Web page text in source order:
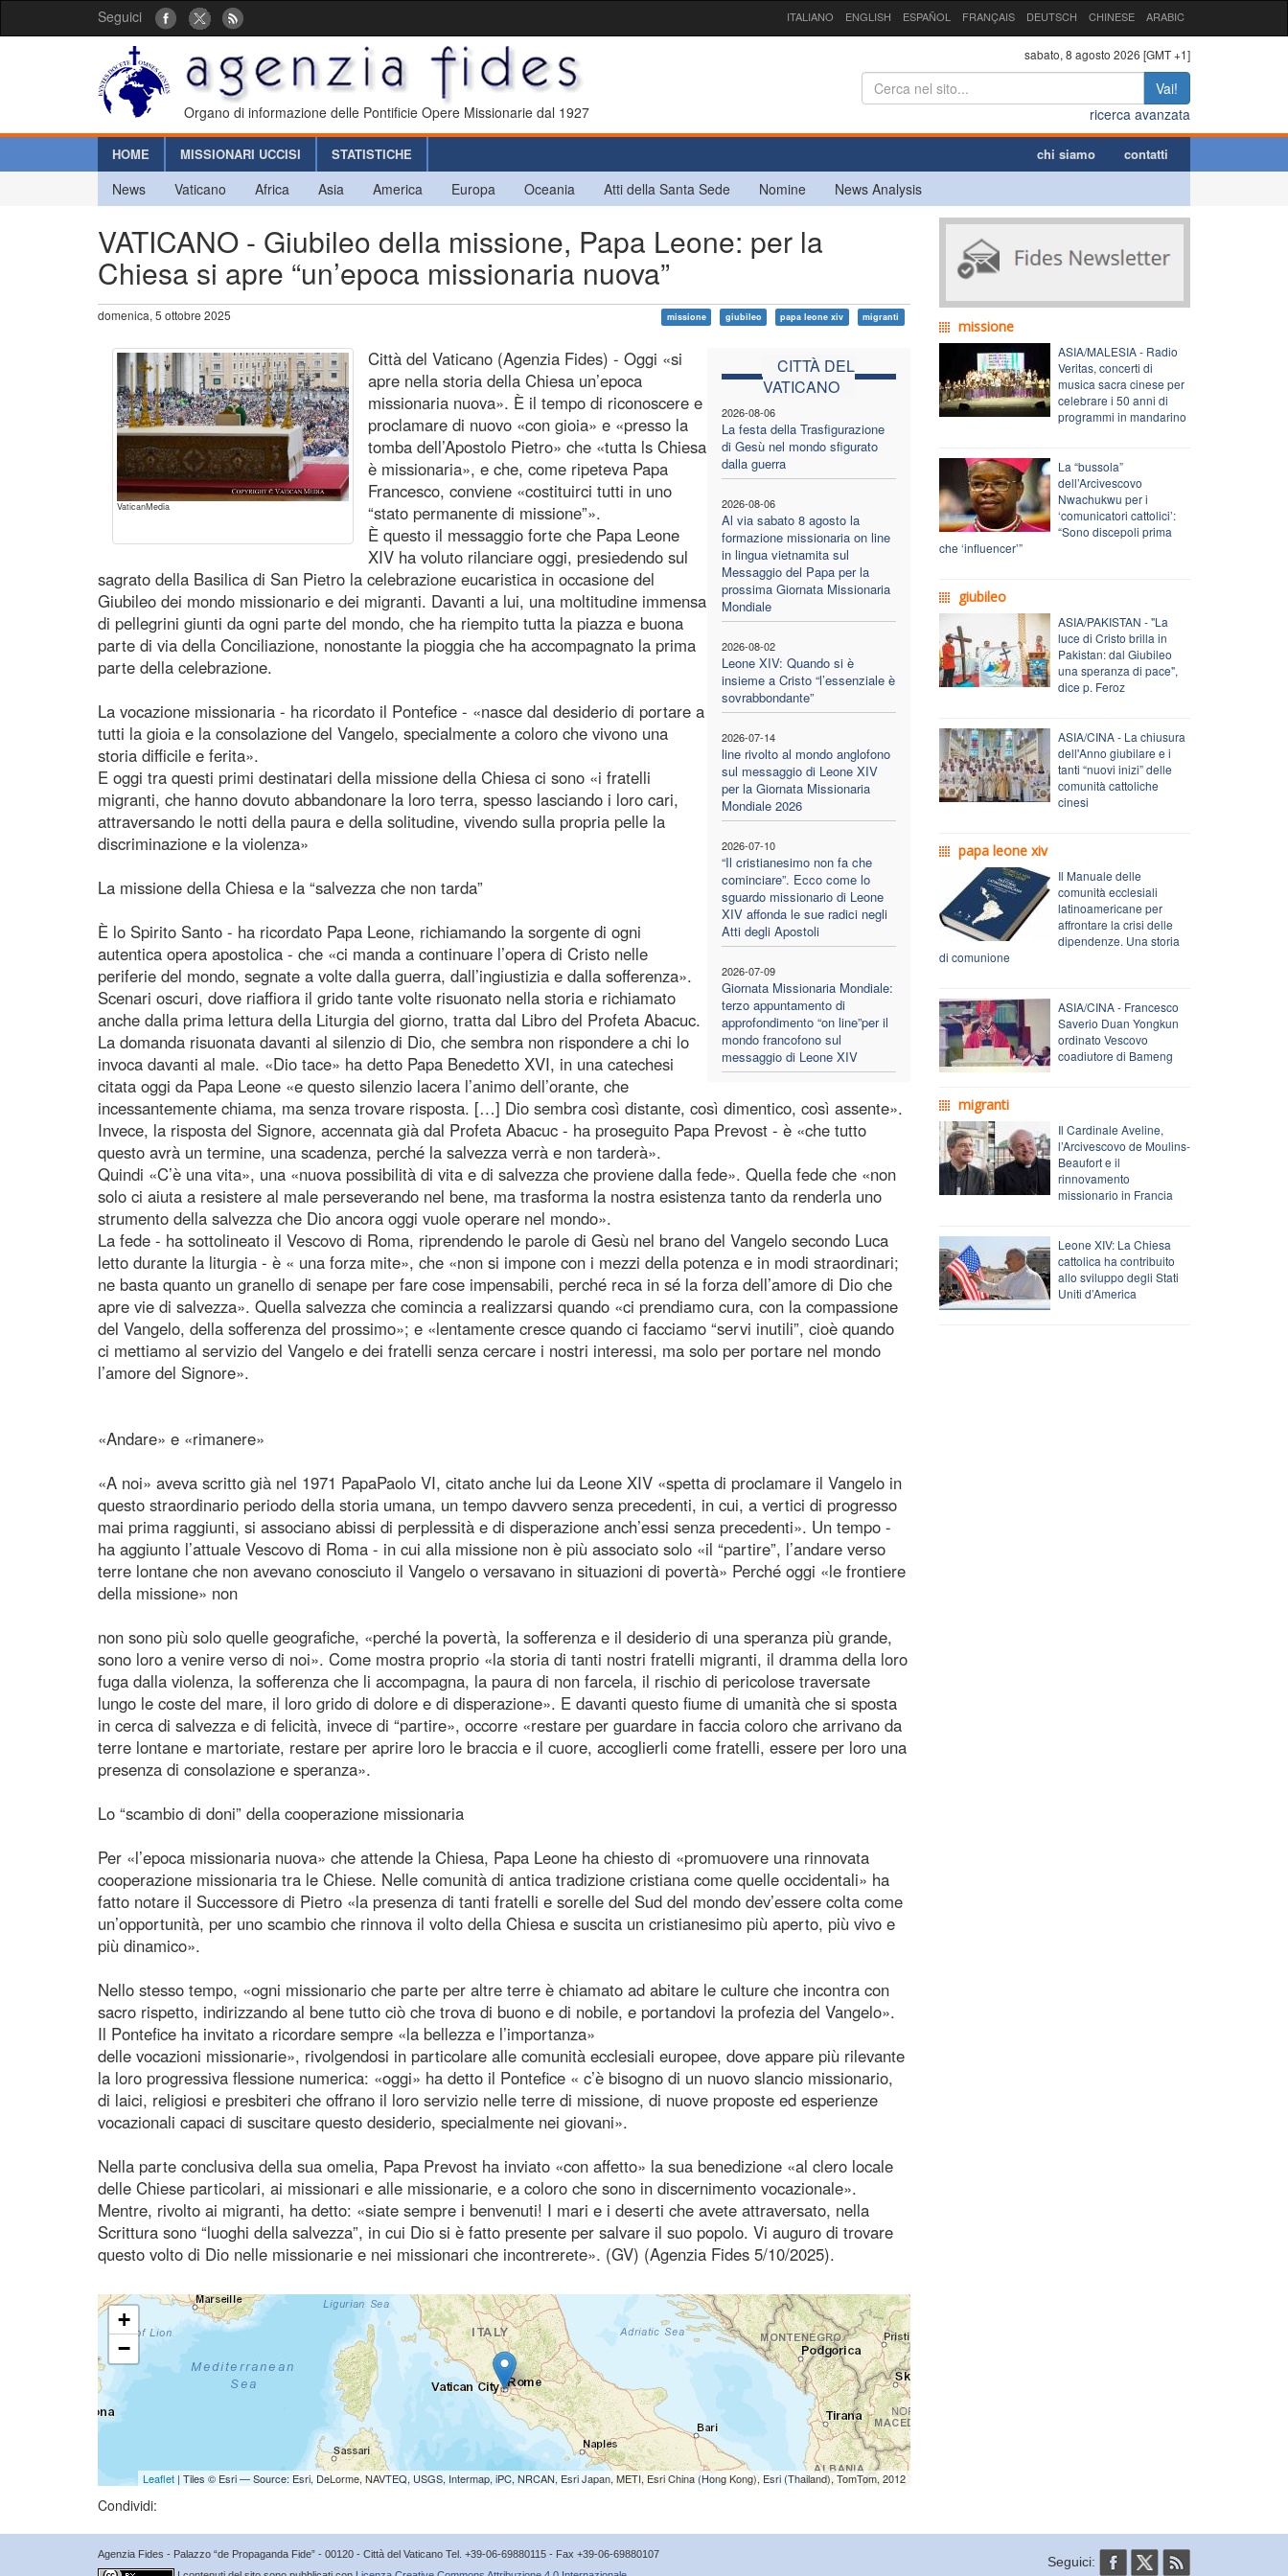
Seguici ITALIANO ENGLISH ESPAÑOL FRANÇAIS DEUTSCH CHINESE ARABIC
Organo di informazione delle Pontificie Opere Missionarie dal 1927
sabato, 8 agosto 2026 [GMT +1]
Vai!
ricerca avanzata
HOME MISSIONARI UCCISI STATISTICHE chi siamo contatti
News Vaticano Africa Asia America Europa Oceania Atti della Santa Sede Nomine News Analysis
VATICANO - Giubileo della missione, Papa Leone: per la
Chiesa si apre “un’epoca missionaria nuova”
domenica, 5 ottobre 2025 missione giubileo papa leone xiv migranti
VaticanMedia
CITTÀ DEL
VATICANO
2026-08-06
La festa della Trasfigurazione
di Gesù nel mondo sfigurato
dalla guerra
2026-08-06
Al via sabato 8 agosto la
formazione missionaria on line
in lingua vietnamita sul
Messaggio del Papa per la
prossima Giornata Missionaria
Mondiale
2026-08-02
Leone XIV: Quando si è
insieme a Cristo “l’essenziale è
sovrabbondante”
2026-07-14
line rivolto al mondo anglofono
sul messaggio di Leone XIV
per la Giornata Missionaria
Mondiale 2026
2026-07-10
“Il cristianesimo non fa che
cominciare”. Ecco come lo
sguardo missionario di Leone
XIV affonda le sue radici negli
Atti degli Apostoli
2026-07-09
Giornata Missionaria Mondiale:
terzo appuntamento di
approfondimento “on line”per il
mondo francofono sul
messaggio di Leone XIV
Città del Vaticano (Agenzia Fides) - Oggi «si
apre nella storia della Chiesa un’epoca
missionaria nuova». È il tempo di riconoscere e
proclamare di nuovo «con gioia» e «presso la
tomba dell’Apostolo Pietro» che «tutta ls Chiesa
è missionaria», e che, come ripeteva Papa
Francesco, conviene «costituirci tutti in uno
“stato permanente di missione”».
È questo il messaggio forte che Papa Leone
XIV ha voluto rilanciare oggi, presiedendo sul
sagrato della Basilica di San Pietro la celebrazione eucaristica in occasione del
Giubileo dei mondo missionario e dei migranti. Davanti a lui, una moltitudine immensa
di pellegrini giunti da ogni parte del mondo, che ha riempito tutta la piazza e buona
parte di via della Conciliazione, nonostante la pioggia che ha accompagnato la prima
parte della celebrazione.
La vocazione missionaria - ha ricordato il Pontefice - «nasce dal desiderio di portare a
tutti la gioia e la consolazione del Vangelo, specialmente a coloro che vivono una
storia difficile e ferita».
E oggi tra questi primi destinatari della missione della Chiesa ci sono «i fratelli
migranti, che hanno dovuto abbandonare la loro terra, spesso lasciando i loro cari,
attraversando le notti della paura e della solitudine, vivendo sulla propria pelle la
discriminazione e la violenza»
La missione della Chiesa e la “salvezza che non tarda”
È lo Spirito Santo - ha ricordato Papa Leone, richiamando la sorgente di ogni
autentica opera apostolica - che «ci manda a continuare l’opera di Cristo nelle
periferie del mondo, segnate a volte dalla guerra, dall’ingiustizia e dalla sofferenza».
Scenari oscuri, dove riaffiora il grido tante volte risuonato nella storia e richiamato
anche dalla prima lettura della Liturgia del giorno, tratta dal Libro del Profeta Abacuc.
La domanda risuonata davanti al silenzio di Dio, che sembra non rispondere a chi lo
invoca davanti al male. «Dio tace» ha detto Papa Benedetto XVI, in una catechesi
citata oggi da Papa Leone «e questo silenzio lacera l’animo dell’orante, che
incessantemente chiama, ma senza trovare risposta. […] Dio sembra così distante, così dimentico, così assente».
Invece, la risposta del Signore, accennata già dal Profeta Abacuc - ha proseguito Papa Prevost - è «che tutto
questo avrà un termine, una scadenza, perché la salvezza verrà e non tarderà».
Quindi «C’è una vita», una «nuova possibilità di vita e di salvezza che proviene dalla fede». Quella fede che «non
solo ci aiuta a resistere al male perseverando nel bene, ma trasforma la nostra esistenza tanto da renderla uno
strumento della salvezza che Dio ancora oggi vuole operare nel mondo».
La fede - ha sottolineato il Vescovo di Roma, riprendendo le parole di Gesù nel brano del Vangelo secondo Luca
letto durante la liturgia - è « una forza mite», che «non si impone con i mezzi della potenza e in modi straordinari;
ne basta quanto un granello di senape per fare cose impensabili, perché reca in sé la forza dell’amore di Dio che
apre vie di salvezza». Quella salvezza che comincia a realizzarsi quando «ci prendiamo cura, con la compassione
del Vangelo, della sofferenza del prossimo»; e «lentamente cresce quando ci facciamo “servi inutili”, cioè quando
ci mettiamo al servizio del Vangelo e dei fratelli senza cercare i nostri interessi, ma solo per portare nel mondo
l’amore del Signore».
«Andare» e «rimanere»
«A noi» aveva scritto già nel 1971 PapaPaolo VI, citato anche lui da Leone XIV «spetta di proclamare il Vangelo in
questo straordinario periodo della storia umana, un tempo davvero senza precedenti, in cui, a vertici di progresso
mai prima raggiunti, si associano abissi di perplessità e di disperazione anch’essi senza precedenti». Un tempo -
ha aggiunto l’attuale Vescovo di Roma - in cui alla missione non è più associato solo «il “partire”, l’andare verso
terre lontane che non avevano conosciuto il Vangelo o versavano in situazioni di povertà» Perché oggi «le frontiere
della missione» non
non sono più solo quelle geografiche, «perché la povertà, la sofferenza e il desiderio di una speranza più grande,
sono loro a venire verso di noi». Come mostra proprio «la storia di tanti nostri fratelli migranti, il dramma della loro
fuga dalla violenza, la sofferenza che li accompagna, la paura di non farcela, il rischio di pericolose traversate
lungo le coste del mare, il loro grido di dolore e di disperazione». E davanti questo fiume di umanità che si sposta
in cerca di salvezza e di felicità, invece di “partire», occorre «restare per guardare in faccia coloro che arrivano da
terre lontane e martoriate, restare per aprire loro le braccia e il cuore, accoglierli come fratelli, essere per loro una
presenza di consolazione e speranza».
Lo “scambio di doni” della cooperazione missionaria
Per «l’epoca missionaria nuova» che attende la Chiesa, Papa Leone ha chiesto di «promuovere una rinnovata
cooperazione missionaria tra le Chiese. Nelle comunità di antica tradizione cristiana come quelle occidentali» ha
fatto notare il Successore di Pietro «la presenza di tanti fratelli e sorelle del Sud del mondo dev’essere colta come
un’opportunità, per uno scambio che rinnova il volto della Chiesa e suscita un cristianesimo più aperto, più vivo e
più dinamico».
Nello stesso tempo, «ogni missionario che parte per altre terre è chiamato ad abitare le culture che incontra con
sacro rispetto, indirizzando al bene tutto ciò che trova di buono e di nobile, e portandovi la profezia del Vangelo».
Il Pontefice ha invitato a ricordare sempre «la bellezza e l’importanza»
delle vocazioni missionarie», rivolgendosi in particolare alle comunità ecclesiali europee, dove appare più rilevante
la loro progressiva flessione numerica: «oggi» ha detto il Pontefice « c’è bisogno di un nuovo slancio missionario,
di laici, religiosi e presbiteri che offrano il loro servizio nelle terre di missione, di nuove proposte ed esperienze
vocazionali capaci di suscitare questo desiderio, specialmente nei giovani».
Nella parte conclusiva della sua omelia, Papa Prevost ha inviato «con affetto» la sua benedizione «al clero locale
delle Chiese particolari, ai missionari e alle missionarie, e a coloro che sono in discernimento vocazionale».
Mentre, rivolto ai migranti, ha detto: «siate sempre i benvenuti! I mari e i deserti che avete attraversato, nella
Scrittura sono “luoghi della salvezza”, in cui Dio si è fatto presente per salvare il suo popolo. Vi auguro di trovare
questo volto di Dio nelle missionarie e nei missionari che incontrerete». (GV) (Agenzia Fides 5/10/2025).
+
−
Leaflet| Tiles © Esri — Source: Esri, DeLorme, NAVTEQ, USGS, Intermap, iPC, NRCAN, Esri Japan, METI, Esri China (Hong Kong), Esri (Thailand), TomTom, 2012
Condividi:
missione
ASIA/MALESIA - Radio
Veritas, concerti di
musica sacra cinese per
celebrare i 50 anni di
programmi in mandarino
La “bussola”
dell’Arcivescovo
Nwachukwu per i
‘comunicatori cattolici’:
“Sono discepoli prima
che ‘influencer’”
giubileo
ASIA/PAKISTAN - "La
luce di Cristo brilla in
Pakistan: dal Giubileo
una speranza di pace",
dice p. Feroz
ASIA/CINA - La chiusura
dell'Anno giubilare e i
tanti “nuovi inizi” delle
comunità cattoliche
cinesi
papa leone xiv
Il Manuale delle
comunità ecclesiali
latinoamericane per
affrontare la crisi delle
dipendenze. Una storia
di comunione
ASIA/CINA - Francesco
Saverio Duan Yongkun
ordinato Vescovo
coadiutore di Bameng
migranti
Il Cardinale Aveline,
l’Arcivescovo de Moulins-
Beaufort e il
rinnovamento
missionario in Francia
Leone XIV: La Chiesa
cattolica ha contribuito
allo sviluppo degli Stati
Uniti d’America
Agenzia Fides - Palazzo “de Propaganda Fide” - 00120 - Città del Vaticano Tel. +39-06-69880115 - Fax +39-06-69880107
Seguici: